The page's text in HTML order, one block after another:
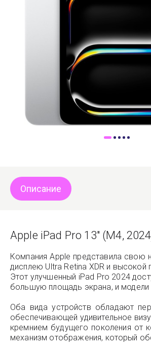
Оплата
Самовывоз
Trade-In
Описание
Apple iPad Pro 13" (M4,
Компания Apple представила свою
дисплею Ultra Retina XDR и высокой
Этот улучшенный iPad Pro 2024
большую площадь экрана, и модели
Оба вида устройств обладают
обеспечивающей удивительное
кремнием будущего поколения от
механизм отображения, который